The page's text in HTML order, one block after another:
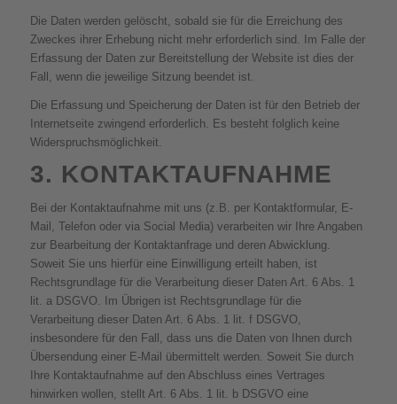
Die Daten werden gelöscht, sobald sie für die Erreichung des
Zweckes ihrer Erhebung nicht mehr erforderlich sind. Im Falle der
Erfassung der Daten zur Bereitstellung der Website ist dies der
Fall, wenn die jeweilige Sitzung beendet ist.
Die Erfassung und Speicherung der Daten ist für den Betrieb der
Internetseite zwingend erforderlich. Es besteht folglich keine
Widerspruchsmöglichkeit.
3. KONTAKTAUFNAHME
Bei der Kontaktaufnahme mit uns (z.B. per Kontaktformular, E-
Mail, Telefon oder via Social Media) verarbeiten wir Ihre Angaben
zur Bearbeitung der Kontaktanfrage und deren Abwicklung.
Soweit Sie uns hierfür eine Einwilligung erteilt haben, ist
Rechtsgrundlage für die Verarbeitung dieser Daten Art. 6 Abs. 1
lit. a DSGVO. Im Übrigen ist Rechtsgrundlage für die
Verarbeitung dieser Daten Art. 6 Abs. 1 lit. f DSGVO,
insbesondere für den Fall, dass uns die Daten von Ihnen durch
Übersendung einer E-Mail übermittelt werden. Soweit Sie durch
Ihre Kontaktaufnahme auf den Abschluss eines Vertrages
hinwirken wollen, stellt Art. 6 Abs. 1 lit. b DSGVO eine